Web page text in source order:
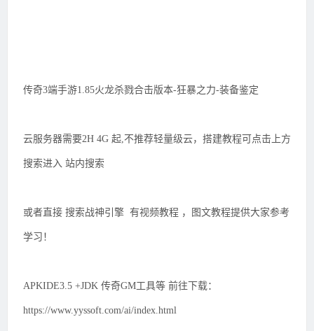
传奇3端手游1.85火龙杀戮合击版本-狂暴之力-装备鉴定
云服务器需要2H 4G 起,不推荐轻量级云，搭建教程可点击上方
搜索进入 站内搜索
或者直接 搜索战神引擎 有视频教程 ，图文教程提供大家参考
学习！
APKIDE3.5 +JDK 传奇GM工具等 前往下载：
https://www.yyssoft.com/ai/index.html